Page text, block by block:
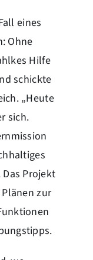
eines
Ohne
Hilfe
schickte
„Heute
sich.
Projekt
zur